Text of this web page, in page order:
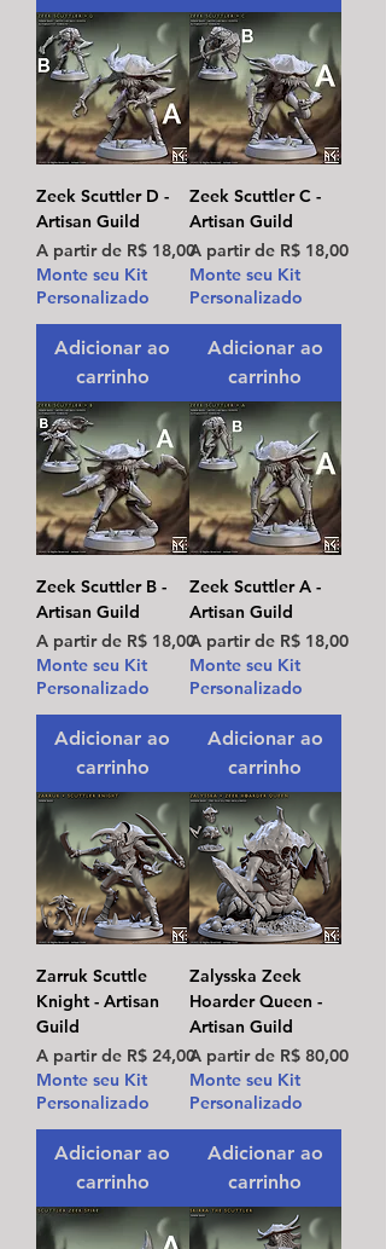
Zeek Scuttler D -
Artisan Guild
A partir de R$ 18,00
Preço promocional
Monte seu Kit
Personalizado
Adicionar ao
carrinho
Zeek Scuttler C -
Artisan Guild
A partir de R$ 18,00
Preço promocional
Monte seu Kit
Personalizado
Adicionar ao
carrinho
Zeek Scuttler B -
Artisan Guild
A partir de R$ 18,00
Preço promocional
Monte seu Kit
Personalizado
Adicionar ao
carrinho
Zeek Scuttler A -
Artisan Guild
A partir de R$ 18,00
Preço promocional
Monte seu Kit
Personalizado
Adicionar ao
carrinho
Zarruk Scuttle
Knight - Artisan
Guild
A partir de R$ 24,00
Preço promocional
Monte seu Kit
Personalizado
Adicionar ao
carrinho
Zalysska Zeek
Hoarder Queen -
Artisan Guild
A partir de R$ 80,00
Preço promocional
Monte seu Kit
Personalizado
Adicionar ao
carrinho